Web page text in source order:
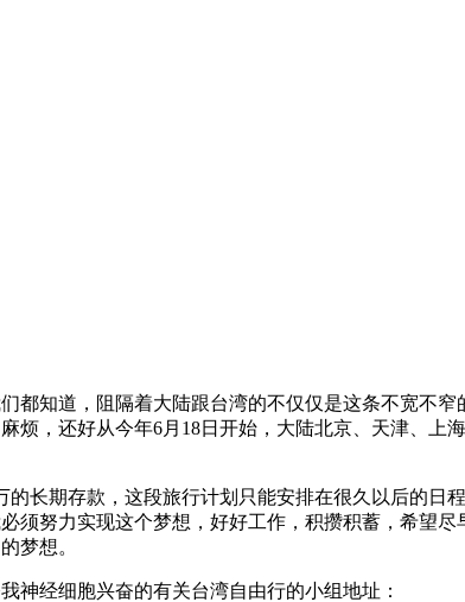
都知道，阻隔着大陆跟台湾的不仅仅是这条不宽不
烦，还好从今年6月18日开始，大陆北京、天津、
的长期存款，这段旅行计划只能安排在很久以后的
须努力实现这个梦想，好好工作，积攒积蓄，希望
梦想。
神经细胞兴奋的有关台湾自由行的小组地址：